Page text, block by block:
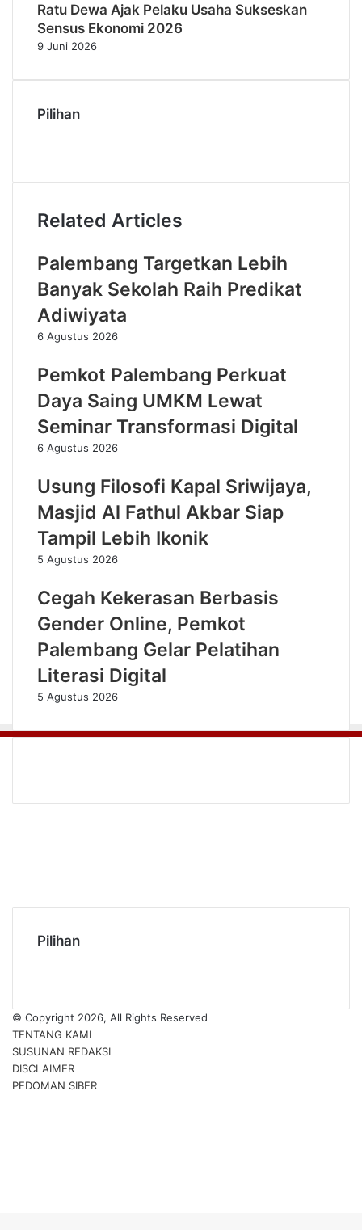
Ratu Dewa Ajak Pelaku Usaha Sukseskan
Sensus Ekonomi 2026
9 Juni 2026
Pilihan
Related Articles
Palembang Targetkan Lebih
Banyak Sekolah Raih Predikat
Adiwiyata
6 Agustus 2026
Pemkot Palembang Perkuat
Daya Saing UMKM Lewat
Seminar Transformasi Digital
6 Agustus 2026
Usung Filosofi Kapal Sriwijaya,
Masjid Al Fathul Akbar Siap
Tampil Lebih Ikonik
5 Agustus 2026
Cegah Kekerasan Berbasis
Gender Online, Pemkot
Palembang Gelar Pelatihan
Literasi Digital
5 Agustus 2026
Pilihan
© Copyright 2026, All Rights Reserved
TENTANG KAMI
SUSUNAN REDAKSI
DISCLAIMER
PEDOMAN SIBER